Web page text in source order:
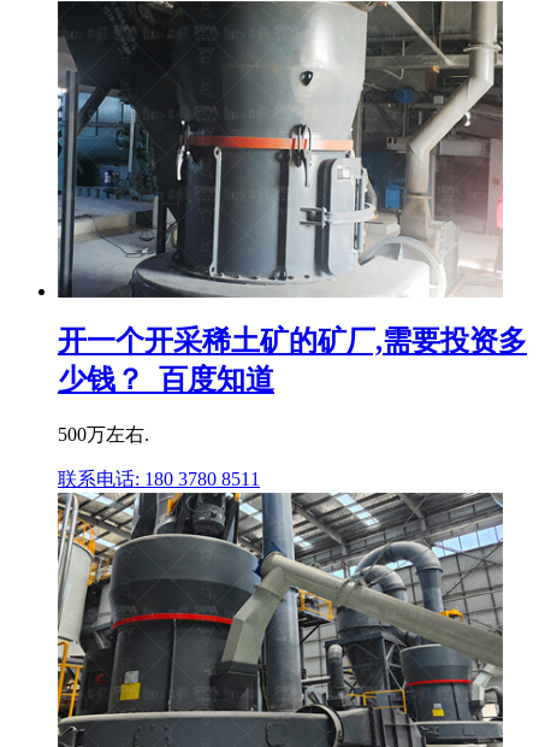
开一个开采稀土矿的矿厂,需要投资多
少钱？_百度知道
500万左右.
联系电话: 180 3780 8511